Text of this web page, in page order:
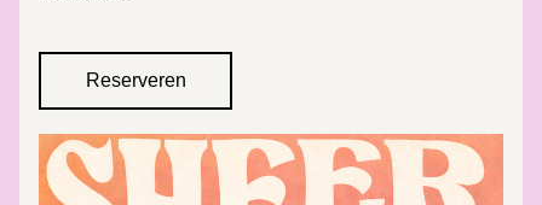
Reserveren